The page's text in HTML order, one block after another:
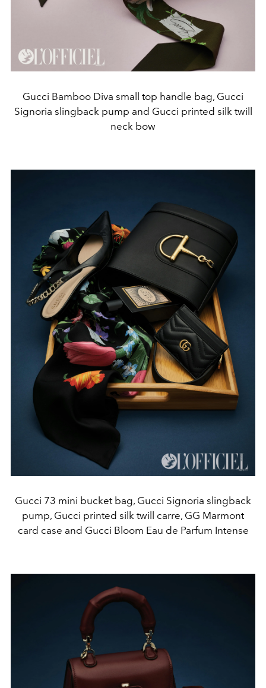
Gucci Bamboo Diva small top handle bag, Gucci
Signoria slingback pump and Gucci printed silk twill
neck bow
Gucci 73 mini bucket bag, Gucci Signoria slingback
pump, Gucci printed silk twill carre, GG Marmont
card case and Gucci Bloom Eau de Parfum Intense